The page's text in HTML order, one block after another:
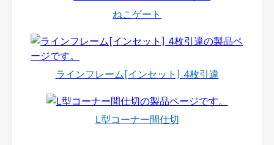
ねこゲート
ラインフレーム[インセット] 4枚引違
L型コーナー間仕切